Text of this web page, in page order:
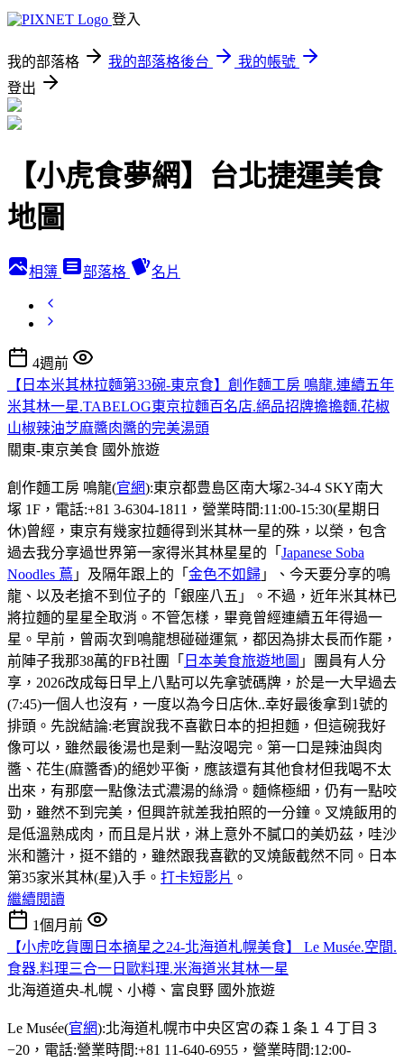
登入
我的部落格 我的部落格後台
我的帳號
登出
【小虎食夢網】台北捷運美食
地圖
相簿 部落格 名片
4週前
【日本米其林拉麵第33碗-東京食】創作麵工房 鳴龍.連續五年
米其林一星.TABELOG東京拉麵百名店.絕品招牌擔擔麵.花椒
山椒辣油芝麻醬肉醬的完美湯頭
關東-東京美食 國外旅遊
創作麵工房 鳴龍(官網):東京都豊島区南大塚2-34-4 SKY南大
塚 1F，電話:+81 3-6304-1811，營業時間:11:00-15:30(星期日
休)曾經，東京有幾家拉麵得到米其林一星的殊，以榮，包含
過去我分享過世界第一家得米其林星星的「 Japanese Soba
Noodles 蔦 」及隔年跟上的「 金色不如歸 」、今天要分享的鳴
龍、以及老搶不到位子的「銀座八五」。不過，近年米其林已
將拉麵的星星全取消。不管怎樣，畢竟曾經連續五年得過一
星。早前，曾兩次到鳴龍想碰碰運氣，都因為排太長而作罷，
前陣子我那38萬的FB社團「 日本美食旅遊地圖 」團員有人分
享，2026改成每日早上八點可以先拿號碼牌，於是一大早過去
(7:45)一個人也沒有，一度以為今日店休..幸好最後拿到1號的
排頭。先說結論:老實說我不喜歡日本的担担麵，但這碗我好
像可以，雖然最後湯也是剩一點沒喝完。第一口是辣油與肉
醬、花生(麻醬香)的絕妙平衡，應該還有其他食材但我喝不太
出來，有那麼一點像法式濃湯的絲滑。麵條極細，仍有一點咬
勁，雖然不到完美，但興許就差我拍照的一分鐘。叉燒飯用的
是低溫熟成肉，而且是片狀，淋上意外不膩口的美奶茲，哇沙
米和醬汁，挺不錯的，雖然跟我喜歡的叉燒飯截然不同。日本
第35家米其林(星)入手。 打卡短影片 。
繼續閱讀
1個月前
【小虎吃貨團日本摘星之24-北海道札幌美食】 Le Musée.空間.
食器.料理三合一日歐料理.米海道米其林一星
北海道道央-札幌、小樽、富良野 國外旅遊
Le Musée(官網):北海道札幌市中央区宮の森１条１４丁目３
−20，電話:營業時間:+81 11-640-6955，營業時間:12:00-